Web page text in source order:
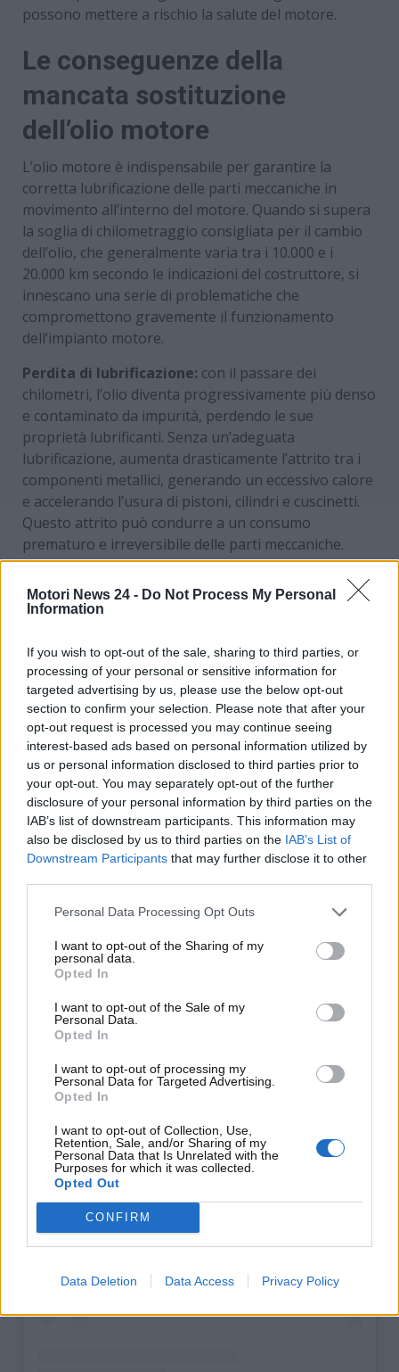
Motori News 24 - Do Not Process My Personal
Information
If you wish to opt-out of the sale, sharing to third parties, or
processing of your personal or sensitive information for
targeted advertising by us, please use the below opt-out
section to confirm your selection. Please note that after your
opt-out request is processed you may continue seeing
interest-based ads based on personal information utilized by
us or personal information disclosed to third parties prior to
your opt-out. You may separately opt-out of the further
disclosure of your personal information by third parties on the
IAB’s list of downstream participants. This information may
also be disclosed by us to third parties on the IAB’s List of
Downstream Participants that may further disclose it to other
Personal Data Processing Opt Outs
I want to opt-out of the Sharing of my
personal data.
Opted In
I want to opt-out of the Sale of my
Personal Data.
Opted In
I want to opt-out of processing my
Personal Data for Targeted Advertising.
Opted In
I want to opt-out of Collection, Use,
Retention, Sale, and/or Sharing of my
Personal Data that Is Unrelated with the
Purposes for which it was collected.
Opted Out
CONFIRM
Data Deletion Data Access Privacy Policy
possono mettere a rischio la salute del motore.
Le conseguenze della
mancata sostituzione
dell’olio motore
L’olio motore è indispensabile per garantire la
corretta lubrificazione delle parti meccaniche in
movimento all’interno del motore. Quando si supera
la soglia di chilometraggio consigliata per il cambio
dell’olio, che generalmente varia tra i 10.000 e i
20.000 km secondo le indicazioni del costruttore, si
innescano una serie di problematiche che
compromettono gravemente il funzionamento
dell’impianto motore.
Perdita di lubrificazione: con il passare dei
chilometri, l’olio diventa progressivamente più denso
e contaminato da impurità, perdendo le sue
proprietà lubrificanti. Senza un’adeguata
lubrificazione, aumenta drasticamente l’attrito tra i
componenti metallici, generando un eccessivo calore
e accelerando l’usura di pistoni, cilindri e cuscinetti.
Questo attrito può condurre a un consumo
prematuro e irreversibile delle parti meccaniche.
l’olio vecchio
subisce ossidazione, accumulando fuliggine, residui
aggregano formando una sostanza scura e
appiccicosa nota comemorchia. Tale deposito può
ostruire i passaggi dell’olio, impedendo un corretto
flusso lubrificante, e può provocare il blocco di
valvole o punterie idrauliche. La circolazione dell’olio
diventa quindi inefficace, compromettendo il
raffreddamento e la lubrificazione del motore.
L’olio motore svolge anche una funzione cruciale
nella dissipazione del calore generato durante il
funzionamento del motore. Se l’olio è degradato o in
quantità insufficiente, il motore tende a lavorare a
meccanici.
Visualizza questo post su Instagram